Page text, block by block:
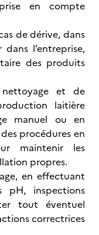
en compte
de dérive, dans
l’entreprise,
des produits
et de
laitière
manuel ou en
procédures en
maintenir les
propres.
en effectuant
pH, inspections
tout éventuel
correctrices